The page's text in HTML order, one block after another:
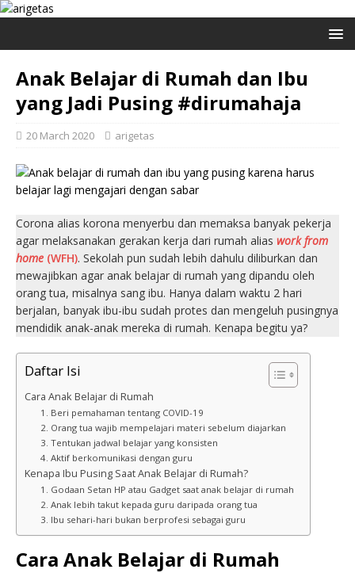
Anak Belajar di Rumah dan Ibu
yang Jadi Pusing #dirumahaja
20 March 2020 arigetas
Corona alias korona menyerbu dan memaksa banyak pekerja
agar melaksanakan gerakan kerja dari rumah alias work from
home (WFH). Sekolah pun sudah lebih dahulu diliburkan dan
mewajibkan agar anak belajar di rumah yang dipandu oleh
orang tua, misalnya sang ibu. Hanya dalam waktu 2 hari
berjalan, banyak ibu-ibu sudah protes dan mengeluh pusingnya
mendidik anak-anak mereka di rumah. Kenapa begitu ya?
Daftar Isi
Cara Anak Belajar di Rumah
1. Beri pemahaman tentang COVID-19
2. Orang tua wajib mempelajari materi sebelum diajarkan
3. Tentukan jadwal belajar yang konsisten
4. Aktif berkomunikasi dengan guru
Kenapa Ibu Pusing Saat Anak Belajar di Rumah?
1. Godaan Setan HP atau Gadget saat anak belajar di rumah
2. Anak lebih takut kepada guru daripada orang tua
3. Ibu sehari-hari bukan berprofesi sebagai guru
Cara Anak Belajar di Rumah